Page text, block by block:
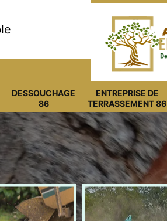
DESSOUCHAGE
86
ENTREPRISE DE
TERRASSEMENT 86